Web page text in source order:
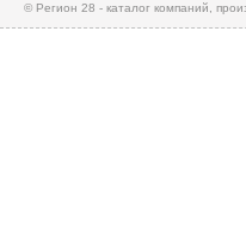
© Регион 28 - каталог компаний,